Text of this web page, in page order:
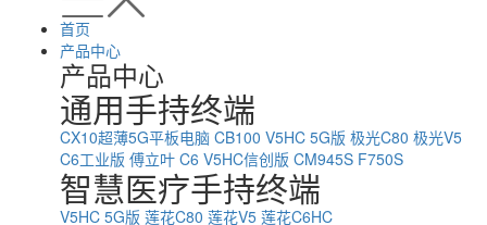
首页
产品中心
产品中心
通用手持终端
CX10超薄5G平板电脑 CB100 V5HC 5G版 极光C80 极光V5
C6工业版 傅立叶 C6 V5HC信创版 CM945S F750S
智慧医疗手持终端
V5HC 5G版 莲花C80 莲花V5 莲花C6HC